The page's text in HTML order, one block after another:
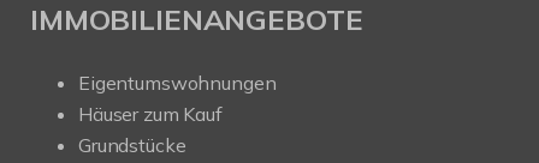
IMMOBILIENANGEBOTE
Eigentumswohnungen
Häuser zum Kauf
Grundstücke